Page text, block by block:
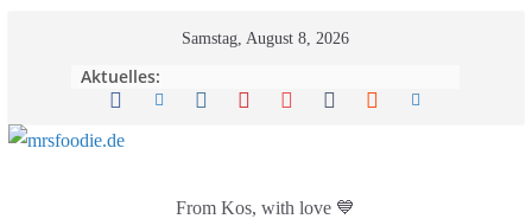
Samstag, August 8, 2026
Aktuelles:
From Kos, with love 💙